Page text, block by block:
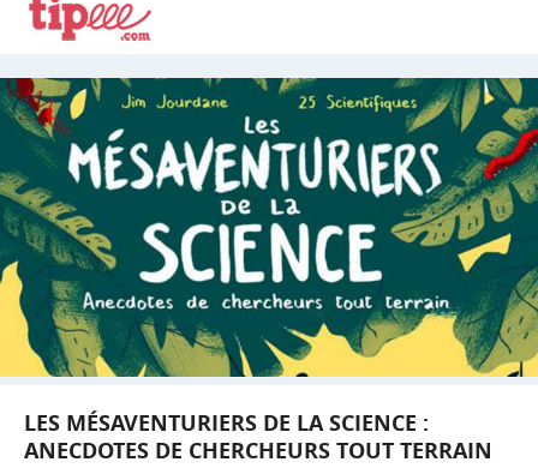
LES MÉSAVENTURIERS DE LA SCIENCE :
ANECDOTES DE CHERCHEURS TOUT TERRAIN